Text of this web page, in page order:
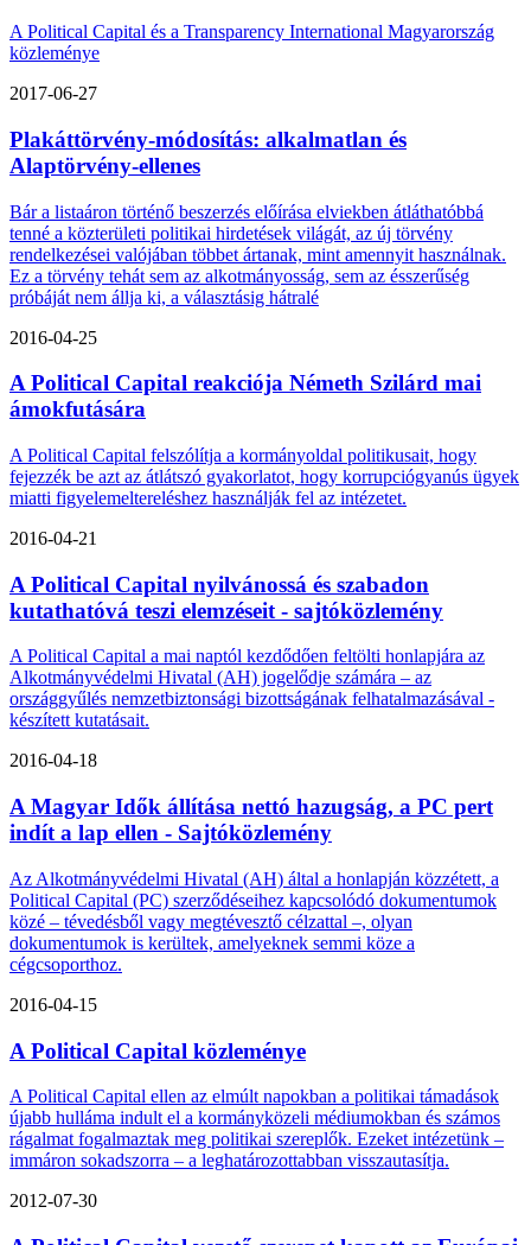
A Political Capital és a Transparency International Magyarország
közleménye
2017-06-27
Plakáttörvény-módosítás: alkalmatlan és
Alaptörvény-ellenes
Bár a listaáron történő beszerzés előírása elviekben átláthatóbbá
tenné a közterületi politikai hirdetések világát, az új törvény
rendelkezései valójában többet ártanak, mint amennyit használnak.
Ez a törvény tehát sem az alkotmányosság, sem az ésszerűség
próbáját nem állja ki, a választásig hátralé
2016-04-25
A Political Capital reakciója Németh Szilárd mai
ámokfutására
A Political Capital felszólítja a kormányoldal politikusait, hogy
fejezzék be azt az átlátszó gyakorlatot, hogy korrupciógyanús ügyek
miatti figyelemeltereléshez használják fel az intézetet.
2016-04-21
A Political Capital nyilvánossá és szabadon
kutathatóvá teszi elemzéseit - sajtóközlemény
A Political Capital a mai naptól kezdődően feltölti honlapjára az
Alkotmányvédelmi Hivatal (AH) jogelődje számára – az
országgyűlés nemzetbiztonsági bizottságának felhatalmazásával -
készített kutatásait.
2016-04-18
A Magyar Idők állítása nettó hazugság, a PC pert
indít a lap ellen - Sajtóközlemény
Az Alkotmányvédelmi Hivatal (AH) által a honlapján közzétett, a
Political Capital (PC) szerződéseihez kapcsolódó dokumentumok
közé – tévedésből vagy megtévesztő célzattal –, olyan
dokumentumok is kerültek, amelyeknek semmi köze a
cégcsoporthoz.
2016-04-15
A Political Capital közleménye
A Political Capital ellen az elmúlt napokban a politikai támadások
újabb hulláma indult el a kormányközeli médiumokban és számos
rágalmat fogalmaztak meg politikai szereplők. Ezeket intézetünk –
immáron sokadszorra – a leghatározottabban visszautasítja.
2012-07-30